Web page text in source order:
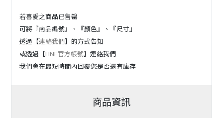
若喜愛之商品已售罄
可將『商品編號』、『顏色』、『尺寸』
透過【連絡我們】的方式告知
或透過【LINE官方帳號】連絡我們
我們會在最短時間內回覆您是否還有庫存
商品資訊